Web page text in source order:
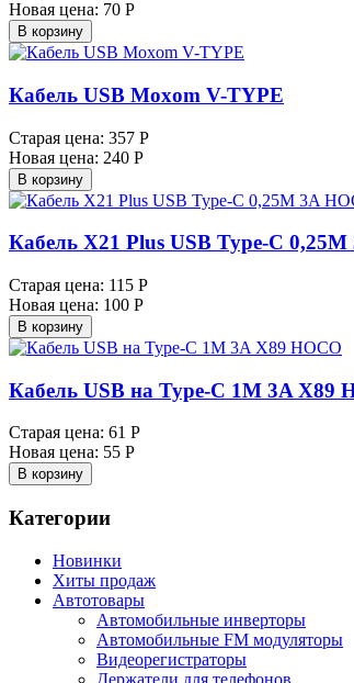
Новая цена: 70 Р
В корзину
Кабель USB Moxom V-TYPE
Старая цена: 357 Р
Новая цена: 240 Р
В корзину
Кабель X21 Plus USB Type-C
Старая цена: 115 Р
Новая цена: 100 Р
В корзину
Кабель USB на Type-C 1M 3A X89
Старая цена: 61 Р
Новая цена: 55 Р
В корзину
Категории
Новинки
Хиты продаж
Автотовары
Автомобильные инверторы
Автомобильные FM модуляторы
Видеорегистраторы
Держатели для телефонов